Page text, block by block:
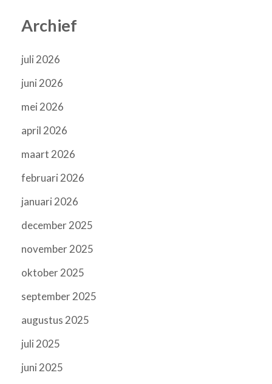
Archief
juli 2026
juni 2026
mei 2026
april 2026
maart 2026
februari 2026
januari 2026
december 2025
november 2025
oktober 2025
september 2025
augustus 2025
juli 2025
juni 2025